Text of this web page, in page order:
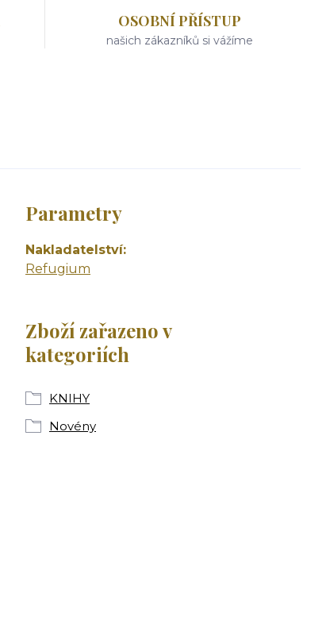
OSOBNÍ PŘÍSTUP
našich zákazníků si vážíme
Parametry
Nakladatelství
Refugium
Zboží zařazeno v
kategoriích
KNIHY
Novény